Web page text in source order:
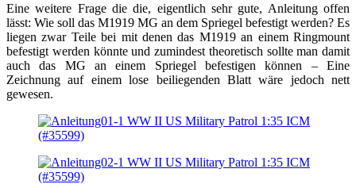
Eine weitere Frage die die, eigentlich sehr gute, Anleitung offen
lässt: Wie soll das M1919 MG an dem Spriegel befestigt werden? Es
liegen zwar Teile bei mit denen das M1919 an einem Ringmount
befestigt werden könnte und zumindest theoretisch sollte man damit
auch das MG an einem Spriegel befestigen können – Eine
Zeichnung auf einem lose beiliegenden Blatt wäre jedoch nett
gewesen.